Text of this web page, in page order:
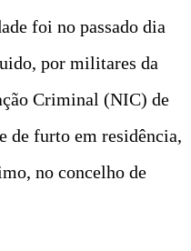
foi no passado dia
por militares da
Criminal (NIC) de
de furto em residência,
no concelho de